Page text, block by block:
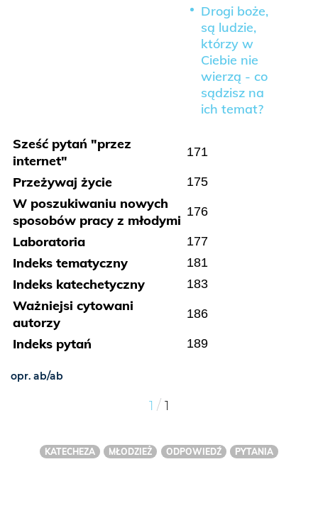
Drogi boże,
są ludzie,
którzy w
Ciebie nie
wierzą - co
sądzisz na
ich temat?
Sześć pytań "przez
internet"
171
Przeżywaj życie 175
W poszukiwaniu nowych
sposobów pracy z młodymi
176
Laboratoria 177
Indeks tematyczny 181
Indeks katechetyczny 183
Ważniejsi cytowani
autorzy
186
Indeks pytań 189
opr. ab/ab
1 / 1
KATECHEZA MŁODZIEŻ ODPOWIEDŹ PYTANIA